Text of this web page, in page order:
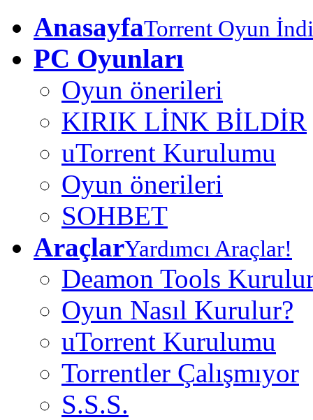
AnasayfaTorrent Oyun
PC Oyunları
Oyun önerileri
KIRIK LİNK BİLDİR
uTorrent Kurulumu
Oyun önerileri
SOHBET
AraçlarYardımcı Araçlar!
Deamon Tools
Oyun Nasıl Kurulur?
uTorrent Kurulumu
Torrentler Çalışmıyor
S.S.S.